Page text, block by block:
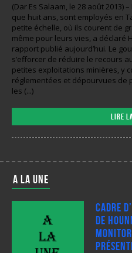
(Dar Es Salaam, le 28 août 2013)
que huit ans, sont employés en
petite échelle, où ils courent de
même pour leurs vies, a déclaré
rapport publié aujourd’hui. Le
s’efforcer de réduire le recours
petites exploitations minières, y
réglementées et dépourvues de
les (...)
Lire
A LA UNE
Cadre
de